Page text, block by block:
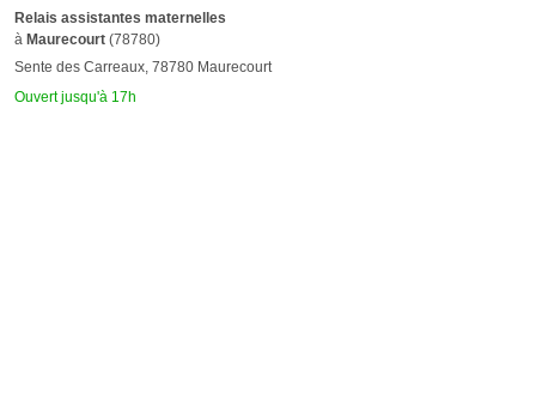
Relais assistantes maternelles
à Maurecourt (78780)
Sente des Carreaux, 78780 Maurecourt
Ouvert jusqu'à 17h